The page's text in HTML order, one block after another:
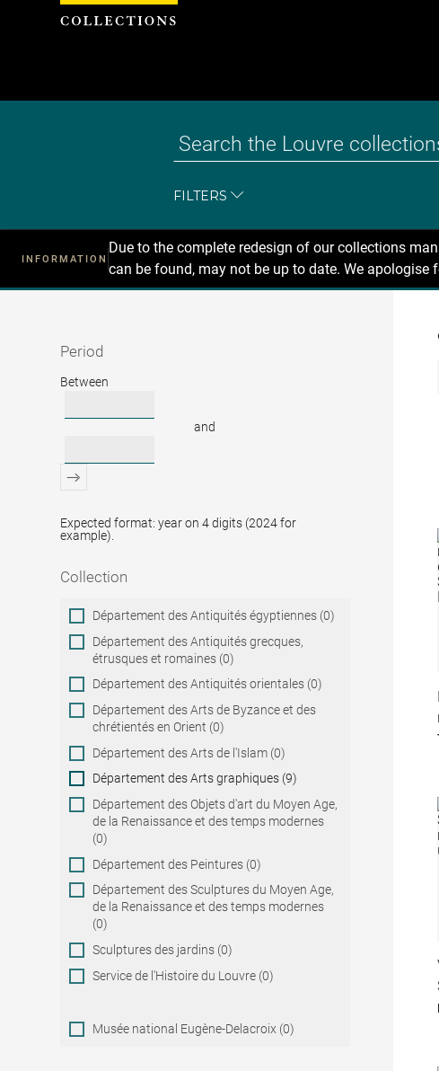
FILTERS
INFORMATION
Due to the complete redesign of our collections
can be found, may not be up to date. We
Recherche
Period
Period
Between
and
Expected format: year on 4 digits (2024 for
example).
Collection
Collection
Département des Antiquités égyptiennes (0)
Département des Antiquités grecques,
étrusques et romaines (0)
Département des Antiquités orientales (0)
Département des Arts de Byzance et des
chrétientés en Orient (0)
Département des Arts de l'Islam (0)
Département des Arts graphiques (9)
Département des Objets d'art du Moyen Age,
de la Renaissance et des temps modernes
(0)
Département des Peintures (0)
Département des Sculptures du Moyen Age,
de la Renaissance et des temps modernes
(0)
Sculptures des jardins (0)
Service de l'Histoire du Louvre (0)
Musée national Eugène-Delacroix (0)
Cookies management panel